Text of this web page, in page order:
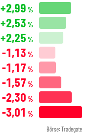
+2,99 %
+2,53 %
+2,25 %
-1,13 %
-1,17 %
-1,57 %
-2,30 %
-3,01 %
Börse: Tradegate